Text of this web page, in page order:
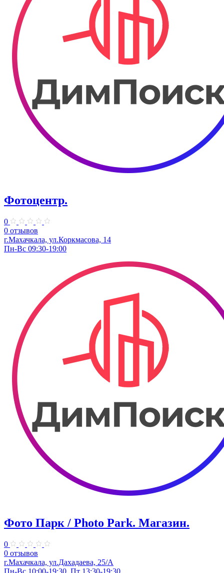
Фотоцентр.
0
0 отзывов
г.Махачкала, ул.Коркмасова, 14
Пн-Вс 09:30-19:00
Фото Парк / Photo Park. ​Магазин.
0
0 отзывов
г.Махачкала, ул.Дахадаева, 25/А
Пн-Вс 10:00-19:30, Пт 13:30-19:30